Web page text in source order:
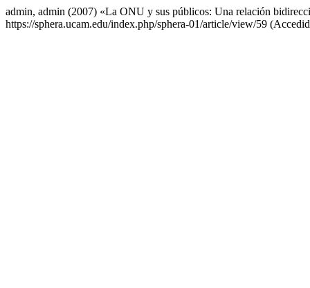
admin, admin (2007) «La ONU y sus públicos: Una relación
https://sphera.ucam.edu/index.php/sphera-01/article/view/59